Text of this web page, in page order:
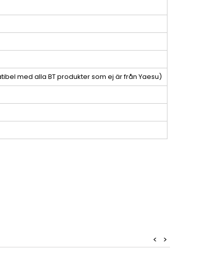
med alla BT produkter som ej är från Yaesu)
>
<